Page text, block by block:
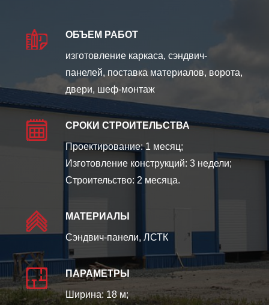
ОБЪЕМ РАБОТ
изготовление каркаса, сэндвич-
панелей, поставка материалов, ворота,
двери, шеф-монтаж
СРОКИ СТРОИТЕЛЬСТВА
Проектирование: 1 месяц;
Изготовление конструкций: 3 недели;
Строительство: 2 месяца.
МАТЕРИАЛЫ
Сэндвич-панели, ЛСТК
ПАРАМЕТРЫ
Ширина: 18 м;